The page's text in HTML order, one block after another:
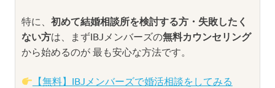
特に、 初めて結婚相談所を検討する方・失敗したく
ない方は、まずIBJメンバーズの無料カウンセリング
から始めるのが 最も安心な方法です。
【無料】IBJメンバーズで婚活相談をしてみる